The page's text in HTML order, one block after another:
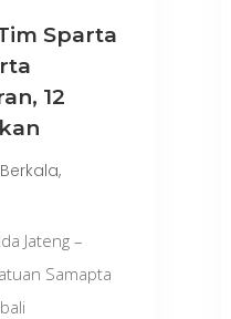
Sparta
12
,
Jateng –
Samapta